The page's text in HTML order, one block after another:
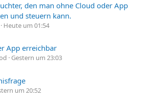
den man ohne Cloud oder App
und steuern kann.
Heute um 01:54
App erreichbar
Gestern um 23:03
um 20:52